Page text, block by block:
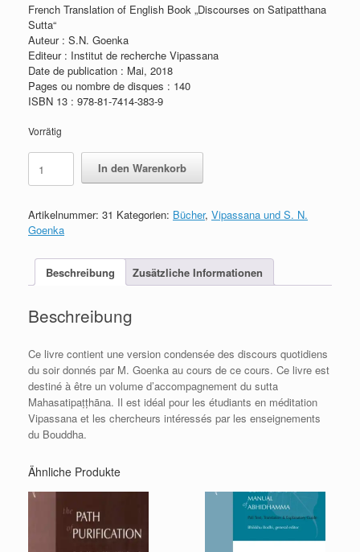
French Translation of English Book „Discourses on Satipatthana
Sutta“
Auteur : S.N. Goenka
Editeur : Institut de recherche Vipassana
Date de publication : Mai, 2018
Pages ou nombre de disques : 140
ISBN 13 : 978-81-7414-383-9
Vorrätig
sur
le
Sutta
Menge
In den Warenkorb
Artikelnummer: 31 Kategorien: Bücher, Vipassana und S. N.
Goenka
Beschreibung Zusätzliche Informationen
Beschreibung
Ce livre contient une version condensée des discours quotidiens
du soir donnés par M. Goenka au cours de ce cours. Ce livre est
destiné à être un volume d’accompagnement du sutta
Mahasatipaṭṭhāna. Il est idéal pour les étudiants en méditation
Vipassana et les chercheurs intéressés par les enseignements
du Bouddha.
Ähnliche Produkte